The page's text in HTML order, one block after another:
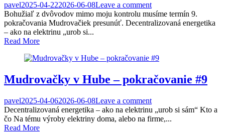
pavel2025-04-222026-06-08Leave a comment
Bohužiaľ z dvôvodov mimo moju kontrolu musíme termín 9.
pokračovania Mudrovačiek presunúť. Decentralizovaná energetika
– ako na elektrinu „urob si...
Read More
Mudrovačky v Hube – pokračovanie #9
pavel2025-04-062026-06-08Leave a comment
Decentralizovaná energetika – ako na elektrinu „urob si sám“ Kto a
čo Na tému výroby elektriny doma, alebo na firme,...
Read More